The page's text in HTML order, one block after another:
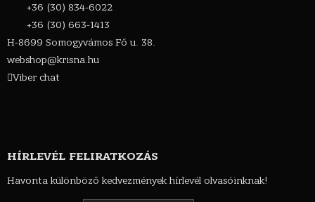
+36 (30) 834-6022
+36 (30) 663-1413
H-8699 Somogyvámos Fő u. 38.
webshop@krisna.hu
Viber chat
HÍRLEVÉL FELIRATKOZÁS
Havonta különböző kedvezmények hírlevél olvasóinknak!